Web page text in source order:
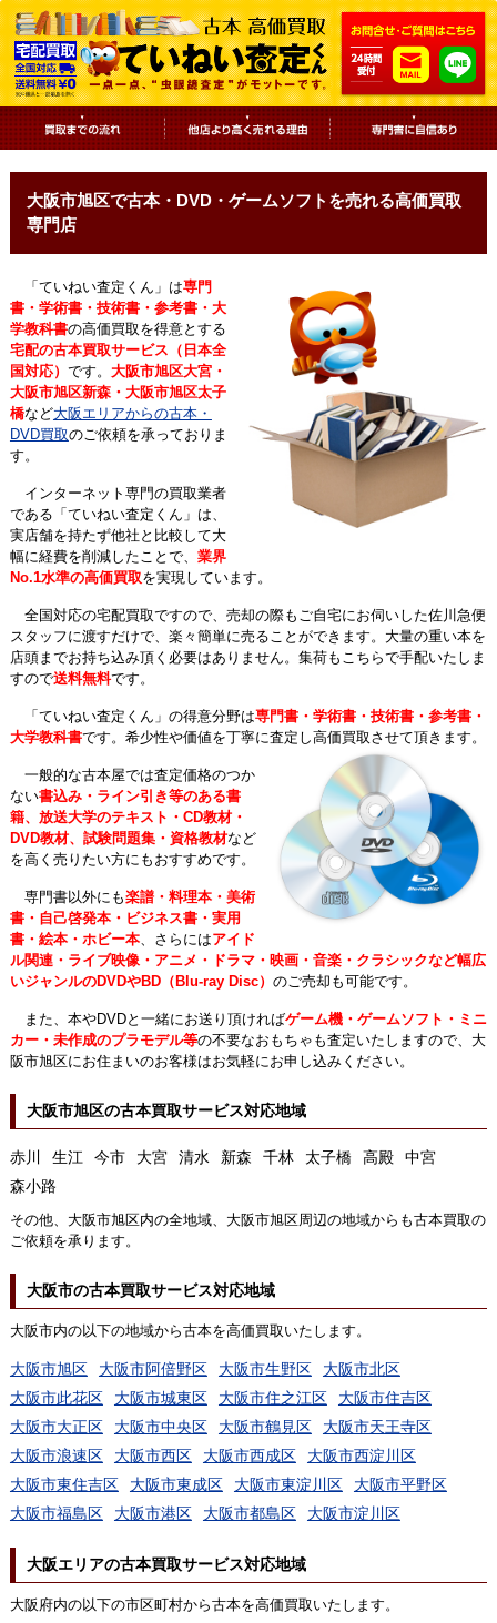
大阪市旭区で古本・DVD・ゲームソフトを売れる高価買取
専門店
「ていねい査定くん」は専門
書・学術書・技術書・参考書・大
学教科書の高価買取を得意とする
宅配の古本買取サービス（日本全
国対応） です。 大阪市旭区大宮・
大阪市旭区新森・大阪市旭区太子
橋など大阪エリアからの古本・
DVD買取のご依頼を承っておりま
す。
インターネット専門の買取業者
である「ていねい査定くん」は、
実店舗を持たず他社と比較して大
幅に経費を削減したことで、 業界
No.1水準の高価買取を実現しています。
全国対応の宅配買取ですので、売却の際もご自宅にお伺いした佐川急便
スタッフに渡すだけで、楽々簡単に売ることができます。大量の重い本を
店頭までお持ち込み頂く必要はありません。集荷もこちらで手配いたしま
すので送料無料です。
「ていねい査定くん」の得意分野は専門書・学術書・技術書・参考書・
大学教科書です。希少性や価値を丁寧に査定し高価買取させて頂きます。
一般的な古本屋では査定価格のつか
ない書込み・ライン引き等のある書
籍、放送大学のテキスト・CD教材・
DVD教材、試験問題集・資格教材など
を高く売りたい方にもおすすめです。
専門書以外にも楽譜・料理本・美術
書・自己啓発本・ビジネス書・実用
書・絵本・ホビー本、さらにはアイド
ル関連・ライブ映像・アニメ・ドラマ・映画・音楽・クラシックなど幅広
いジャンルのDVDやBD（Blu-ray Disc） のご売却も可能です。
また、本やDVDと一緒にお送り頂ければゲーム機・ゲームソフト・ミニ
カー・未作成のプラモデル等の不要なおもちゃも査定いたしますので、大
阪市旭区にお住まいのお客様はお気軽にお申し込みください。
大阪市旭区の古本買取サービス対応地域
赤川 生江 今市 大宮 清水 新森 千林 太子橋 高殿
中宮
森小路
その他、大阪市旭区内の全地域、大阪市旭区周辺の地域からも古本買取の
ご依頼を承ります。
大阪市の古本買取サービス対応地域
大阪市内の以下の地域から古本を高価買取いたします。
大阪市旭区 大阪市阿倍野区 大阪市生野区
大阪市北区
大阪市此花区
大阪市城東区 大阪市住之江区
大阪市住吉区
大阪市大正区
大阪市中央区 大阪市鶴見区
大阪市天王寺区
大阪市浪速区
大阪市西区 大阪市西成区
大阪市西淀川区
大阪市東住吉区
大阪市東成区 大阪市東淀川区
大阪市平野区
大阪市福島区
大阪市港区 大阪市都島区 大阪市淀川区
大阪エリアの古本買取サービス対応地域
大阪府内の以下の市区町村から古本を高価買取いたします。